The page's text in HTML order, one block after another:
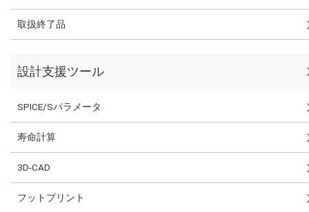
取扱終了品
設計支援ツール
SPICE/Sパラメータ
寿命計算
3D-CAD
フットプリント